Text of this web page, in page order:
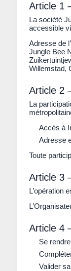
Article 1
La société
accessible
Adresse de
Jungle Bee
Willemstad,
Article 2
La
Accès à
Adresse
Toute
Article 3
L’opération
Article 4
Se
Valider